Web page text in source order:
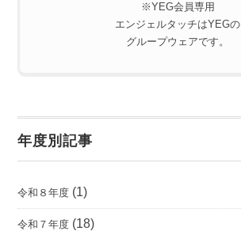
※YEG会員専用
エンジェルタッチはYEGの
グループウェアです。
年度別記事
令和８年度 (1)
令和７年度 (18)